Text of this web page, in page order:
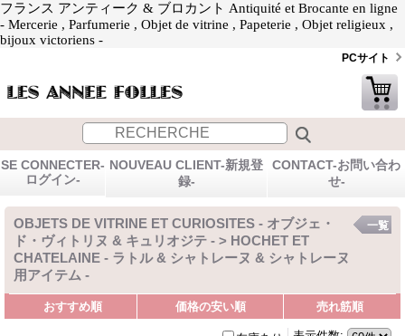
フランス アンティーク & ブロカント Antiquité et Brocante en ligne
- Mercerie , Parfumerie , Objet de vitrine , Papeterie , Objet religieux ,
bijoux victoriens -
PCサイト
SE CONNECTER-
ログイン-
NOUVEAU CLIENT-新規登
録-
CONTACT-お問い合わ
せ-
OBJETS DE VITRINE ET CURIOSITES - オブジェ・
ド・ヴィトリヌ & キュリオジテ - > HOCHET ET
CHATELAINE - ラトル & シャトレーヌ & シャトレーヌ
用アイテム -
一覧
おすすめ順 価格の安い順 売れ筋順